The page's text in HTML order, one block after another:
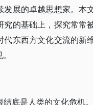
发展的卓越思想家。本
究的基础上，探究常
代东西方文化交流的新
底是人类的文化危机。